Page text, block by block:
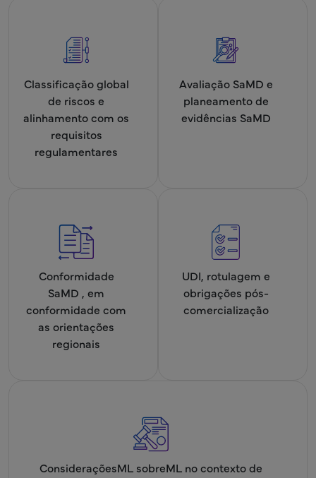
Classificação global
de riscos e
alinhamento com os
requisitos
regulamentares
Avaliação SaMD e
planeamento de
evidências SaMD
Conformidade
SaMD , em
conformidade com
as orientações
regionais
UDI, rotulagem e
obrigações pós-
comercialização
ConsideraçõesML sobreML no contexto de